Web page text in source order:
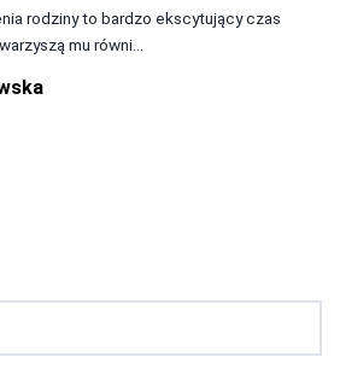
rodziny to bardzo ekscytujący czas
mu równi...